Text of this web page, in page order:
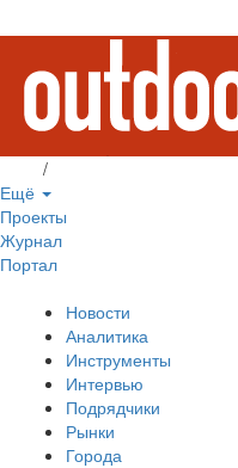
/
Ещё
Проекты
Журнал
Портал
Новости
Аналитика
Инструменты
Интервью
Подрядчики
Рынки
Города